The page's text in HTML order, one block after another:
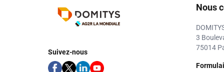
Suivez-nous
Nous
3
75014